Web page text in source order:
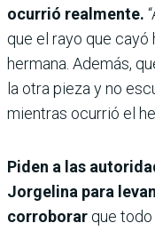
ocurrió realmente.
que el rayo que cayó
hermana. Además,
la otra pieza y no
mientras ocurrió el
Piden a las
Jorgelina para
corroborar que